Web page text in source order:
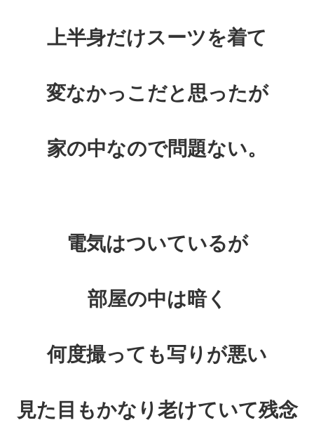
上半身だけスーツを着て
変なかっこだと思ったが
家の中なので問題ない。
電気はついているが
部屋の中は暗く
何度撮っても写りが悪い
見た目もかなり老けていて残念